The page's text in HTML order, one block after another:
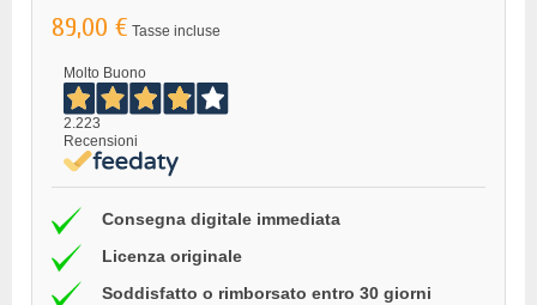
89,00 € Tasse incluse
Molto Buono
2.223
Recensioni
Consegna digitale immediata
Licenza originale
Soddisfatto o rimborsato entro 30 giorni